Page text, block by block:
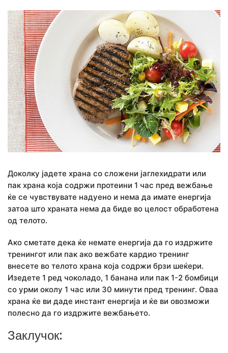
Доколку јадете храна со сложени јаглехидрати или
пак храна која содржи протеини 1 час пред вежбање
ќе се чувствувате надуено и нема да имате енергија
затоа што храната нема да биде во целост обработена
од телото.
Ако сметате дека ќе немате енергија да го издржите
тренингот или пак ако вежбате кардио тренинг
внесете во телото храна која содржи брзи шеќери.
Изедете 1 ред чоколадо, 1 банана или пак 1-2 бомбици
со урми околу 1 час или 30 минути пред тренинг. Оваа
храна ќе ви даде инстант енергија и ќе ви овозможи
полесно да го издржите вежбањето.
Заклучок: